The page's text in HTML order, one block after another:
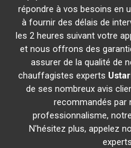
répondre à vos besoins en
à fournir des délais de
les 2 heures suivant votre
et nous offrons des
assurer de la qualité de
chauffagistes experts
de ses nombreux avis
recommandés par
professionnalisme,
N'hésitez plus, appelez
experts